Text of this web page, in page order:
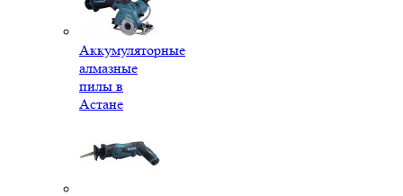
Аккумуляторные
алмазные
пилы в
Астане